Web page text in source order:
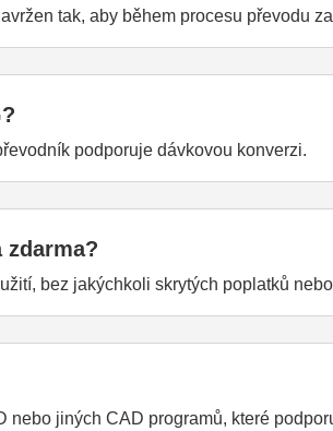
tak, aby během procesu převodu
podporuje dávkovou konverzi.
zdarma?
bez jakýchkoli skrytých poplatků
jiných CAD programů, které